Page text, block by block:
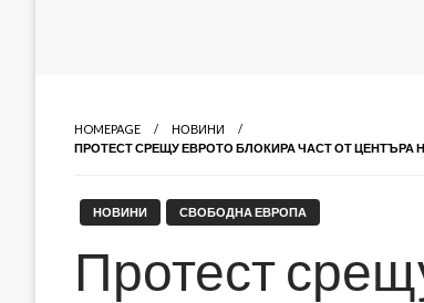
HOMEPAGE
НОВИНИ
ПРОТЕСТ СРЕЩУ ЕВРОТО БЛОКИРА ЧАСТ ОТ
НОВИНИ СВОБОДНА ЕВРОПА
Протест